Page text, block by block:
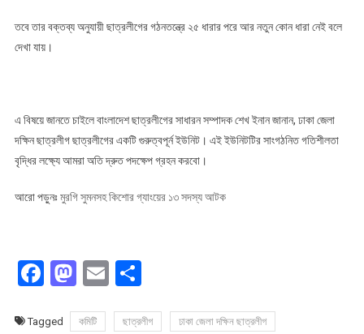
তবে তার বক্তব্য অনুযায়ী ছাত্রলীগের গঠনতন্ত্রে ২৫ ধারার পরে আর নতুন কোন ধারা নেই বলে
দেখা যায়।
এ বিষয়ে জানতে চাইলে বাংলাদেশ ছাত্রলীগের সাধারন সম্পাদক শেখ ইনান জানান, ঢাকা জেলা
দক্ষিন ছাত্রলীগ ছাত্রলীগের একটি গুরুত্বপূর্ন ইউনিট। এই ইউনিটটির সাংগঠনিত গতিশীলতা
বৃদ্ধির লক্ষ্যে আমরা অতি দ্রুত পদক্ষেপ গ্রহন করবো।
আরো পড়ুনঃমুরগি সুমনসহ কিশোর গ্যাংয়ের ১৩ সদস্য আটক
Facebook
Mastodon
EmailShare
Tagged কমিটি ছাত্রলীগ ঢাকা জেলা দক্ষিন ছাত্রলীগ